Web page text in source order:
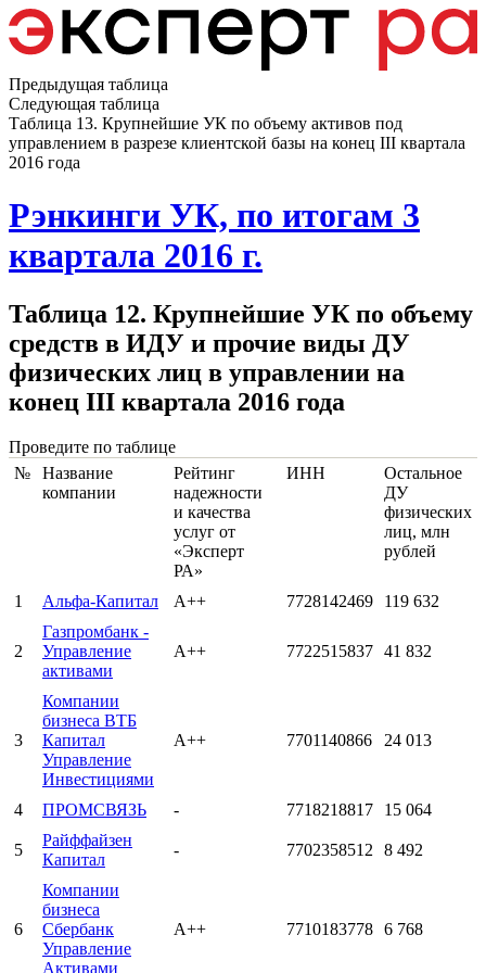
Предыдущая таблица
Следующая таблица
Таблица 13. Крупнейшие УК по объему активов под
управлением в разрезе клиентской базы на конец III квартала
2016 года
Рэнкинги УК, по итогам 3
квартала 2016 г.
Таблица 12. Крупнейшие УК по объему
средств в ИДУ и прочие виды ДУ
физических лиц в управлении на
конец III квартала 2016 года
Проведите по таблице
№
Название
компании
Рейтинг
надежности
и качества
услуг от
«Эксперт
РА»
ИНН
Остальное
ДУ
физических
лиц, млн
рублей
1 Альфа-Капитал А++ 7728142469 119 632
2
Газпромбанк -
Управление
активами
А++ 7722515837 41 832
3
Компании
бизнеса ВТБ
Капитал
Управление
Инвестициями
А++ 7701140866 24 013
4 ПРОМСВЯЗЬ - 7718218817 15 064
5
Райффайзен
Капитал
- 7702358512 8 492
6
Компании
бизнеса
Сбербанк
Управление
Активами
А++ 7710183778 6 768